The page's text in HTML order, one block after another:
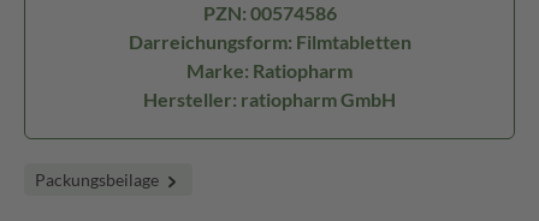
PZN: 00574586
Darreichungsform: Filmtabletten
Marke: Ratiopharm
Hersteller: ratiopharm GmbH
Packungsbeilage